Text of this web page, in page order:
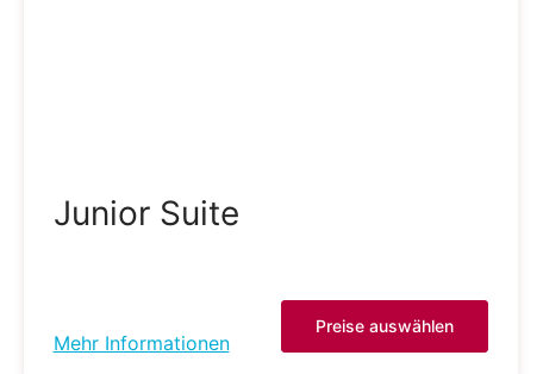
Junior Suite
Mehr Informationen
Preise auswählen